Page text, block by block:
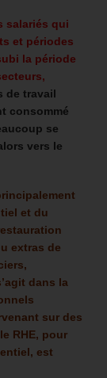
salariés qui
et périodes
la période
de travail
consommé
se
vers le
et du
extras de
dans la
sur des
RHE, pour
est